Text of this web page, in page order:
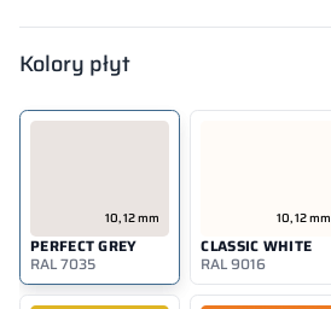
Kolory płyt
10, 12 mm
PERFECT GREY
RAL 7035
10, 12 mm
CLASSIC WHITE
RAL 9016